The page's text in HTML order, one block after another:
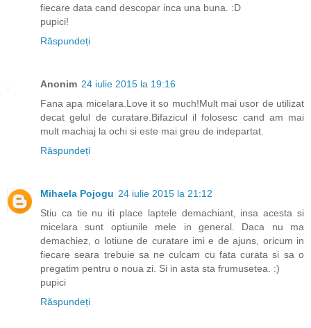
fiecare data cand descopar inca una buna. :D
pupici!
Răspundeți
Anonim 24 iulie 2015 la 19:16
Fana apa micelara.Love it so much!Mult mai usor de utilizat
decat gelul de curatare.Bifazicul il folosesc cand am mai
mult machiaj la ochi si este mai greu de indepartat.
Răspundeți
Mihaela Pojogu 24 iulie 2015 la 21:12
Stiu ca tie nu iti place laptele demachiant, insa acesta si
micelara sunt optiunile mele in general. Daca nu ma
demachiez, o lotiune de curatare imi e de ajuns, oricum in
fiecare seara trebuie sa ne culcam cu fata curata si sa o
pregatim pentru o noua zi. Si in asta sta frumusetea. :)
pupici
Răspundeți